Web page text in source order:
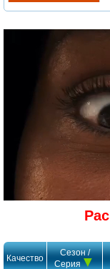
Качество
Сезон /
Серия